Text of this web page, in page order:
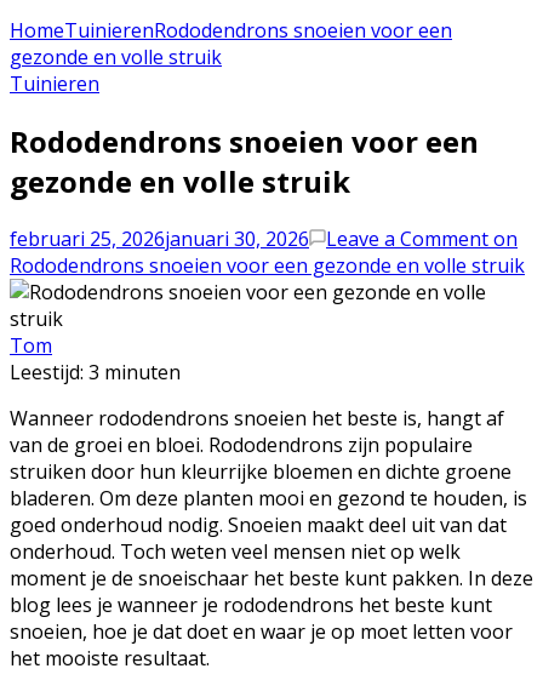
HomeTuinierenRododendrons snoeien voor een
gezonde en volle struik
Tuinieren
Rododendrons snoeien voor een
gezonde en volle struik
februari 25, 2026januari 30, 2026 Leave a Commenton
Rododendrons snoeien voor een gezonde en volle struik
Tom
Leestijd: 3 minuten
Wanneer rododendrons snoeien het beste is, hangt af
van de groei en bloei. Rododendrons zijn populaire
struiken door hun kleurrijke bloemen en dichte groene
bladeren. Om deze planten mooi en gezond te houden, is
goed onderhoud nodig. Snoeien maakt deel uit van dat
onderhoud. Toch weten veel mensen niet op welk
moment je de snoeischaar het beste kunt pakken. In deze
blog lees je wanneer je rododendrons het beste kunt
snoeien, hoe je dat doet en waar je op moet letten voor
het mooiste resultaat.